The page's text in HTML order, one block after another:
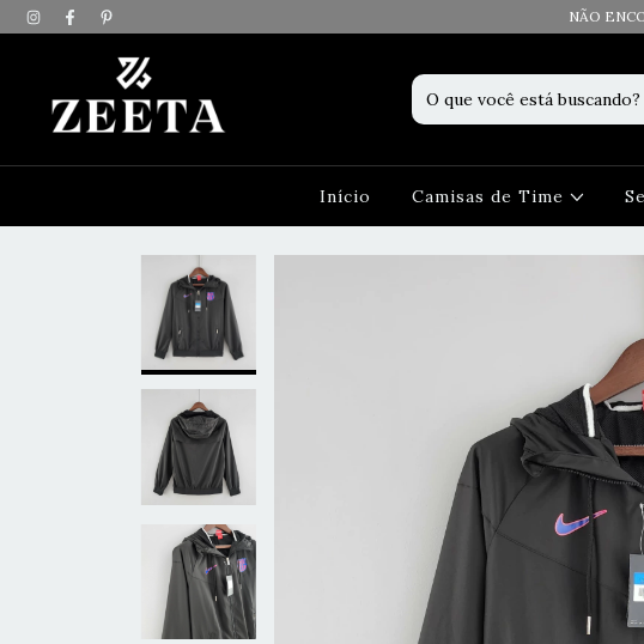
NÃO
Início Camisas de Time